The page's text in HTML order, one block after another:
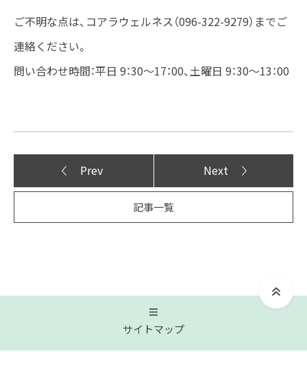
ご不明な点は、コアラウェルネス（096-322-9279）までご
連絡ください。
問い合わせ時間：平日 9：30～17：00、土曜日 9：30～13：00
Prev Next
記事一覧
サイトマップ